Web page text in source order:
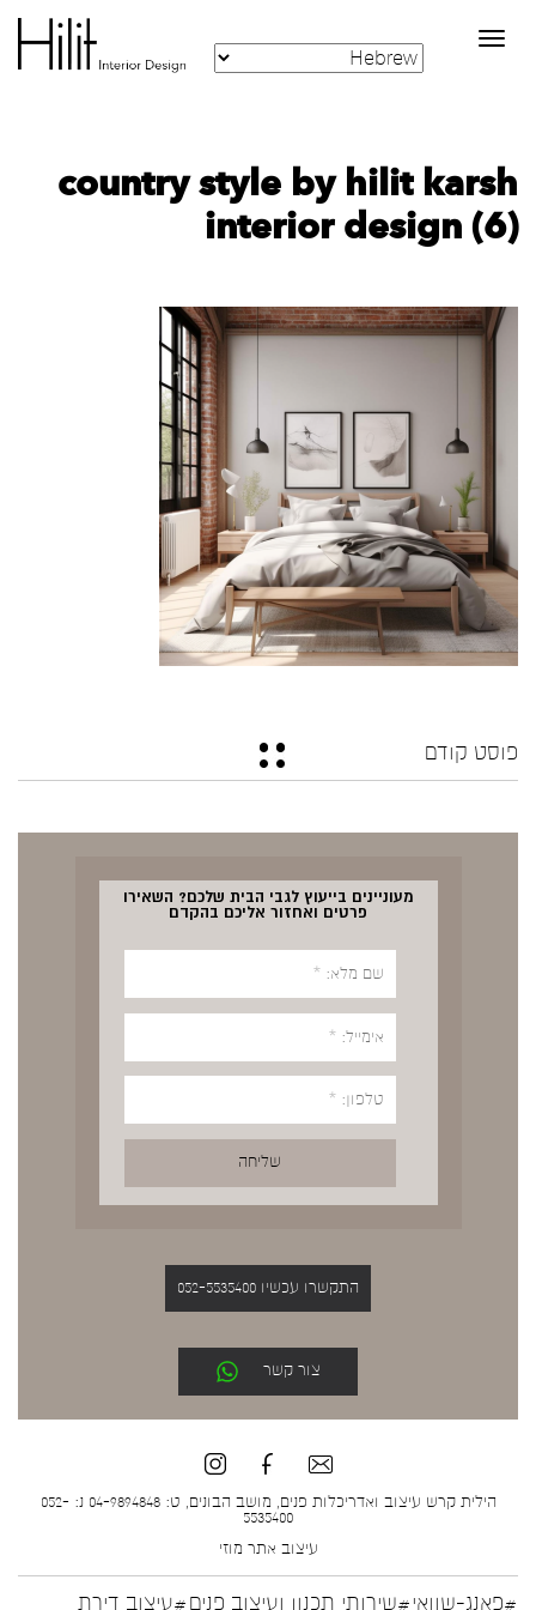
Toggle
navigation
country style by hilit karsh
interior design (6)
פוסט קודם
מעוניינים בייעוץ לגבי הבית שלכם? השאירו
פרטים ואחזור אליכם בהקדם
התקשרו עכשיו 052-5535400
צור קשר
הילית קרש עיצוב ואדריכלות פנים, מושב הבונים, ט: 04-9894848 נ: 052-
5535400
עיצוב אתר מוזי
#פאנג-שוואי#שירותי תכנון ועיצוב פנים#עיצוב דירת